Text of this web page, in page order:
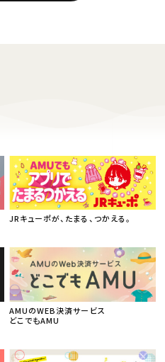
JRキューポが、たまる、つかえる。
AMUのWEB決済サービス
どこでもAMU